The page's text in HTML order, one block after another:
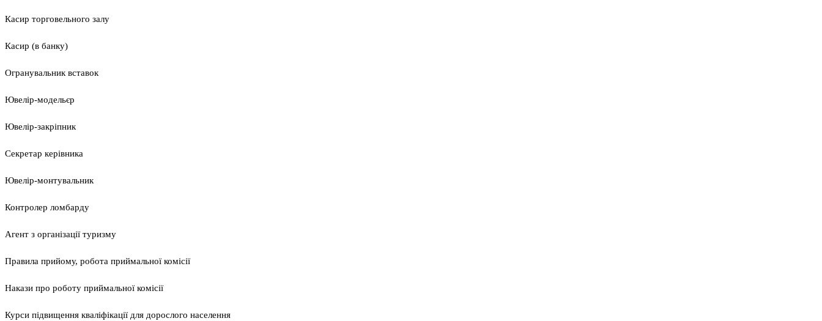
Касир торговельного залу
Касир (в банку)
Огранувальник вставок
Ювелір-модельєр
Ювелір-закріпник
Секретар керівника
Ювелір-монтувальник
Контролер ломбарду
Агент з організації туризму
Правила прийому, робота приймальної комісії
Накази про роботу приймальної комісії
Курси підвищення кваліфікації для дорослого населення